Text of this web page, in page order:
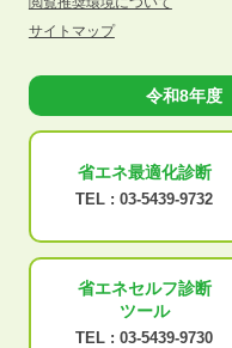
サイトマップ
令和8年度
省エネ最適化診断
TEL : 03-5439-9732
省エネセルフ診断
ツール
TEL : 03-5439-9730